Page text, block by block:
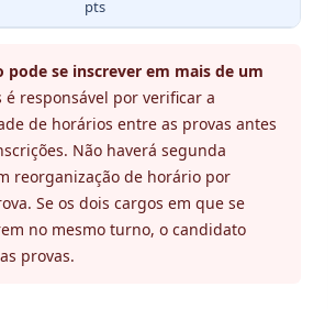
pts
pode se inscrever em mais de um
responsável por verificar a
de horários entre as provas antes
Não haverá segunda
reorganização de horário por
Se os dois cargos em que se
no mesmo turno, o candidato
provas.